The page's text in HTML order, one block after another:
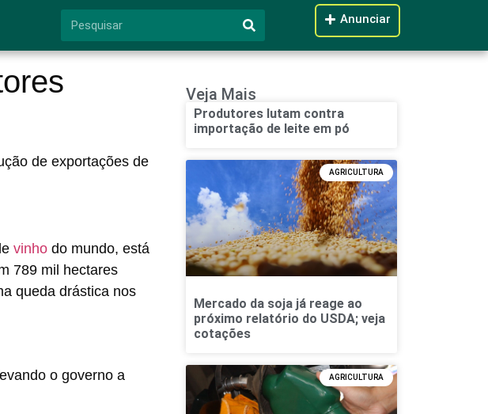
Anunciar
de exportações de
vinho do mundo, está
789 mil hectares
queda drástica nos
o governo a
Veja Mais
Produtores lutam contra
importação de leite em pó
AGRICULTURA
Mercado da soja já reage ao
próximo relatório do USDA; veja
cotações
AGRICULTURA